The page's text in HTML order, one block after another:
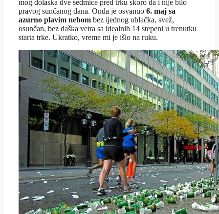
mog dolaska dve sedmice pred trku skoro da i nije bilo
pravog sunčanog dana. Onda je osvanuo 6. maj sa
azurno plavim nebom bez ijednog oblačka, svež,
osunčan, bez daška vetra sa idealnih 14 stepeni u trenutku
starta trke. Ukratko, vreme mi je išlo na ruku.